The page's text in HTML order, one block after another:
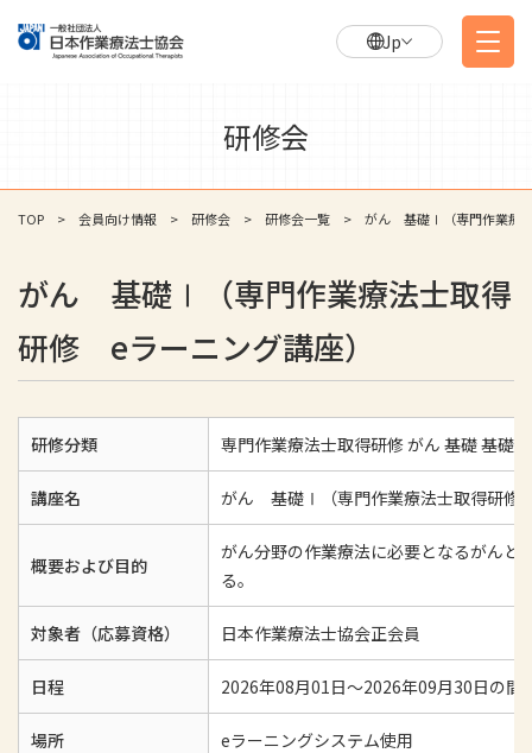
Jp
研修会
TOP 会員向け情報 研修会 研修会一覧 がん 基礎Ⅰ（専門作業療
がん 基礎Ⅰ（専門作業療法士取得
研修 eラーニング講座）
研修分類 専門作業療法士取得研修 がん 基礎 基礎Ⅰ
講座名 がん 基礎Ⅰ（専門作業療法士取得研修
概要および目的
がん分野の作業療法に必要となるがんと
る。
対象者（応募資格） 日本作業療法士協会正会員
日程 2026年08月01日～2026年09月30日の間
場所 eラーニングシステム使用